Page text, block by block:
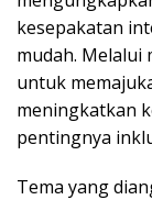
kesepakatan
mudah. Melalui
untuk
meningkatkan
pentingnya
Tema yang